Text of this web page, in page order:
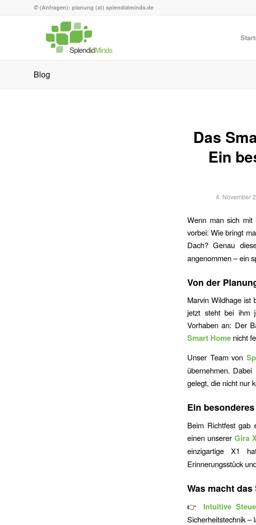
✆ (Anfragen): planung (at) splendidminds.de
Blog
Das
Ein
4. November
Wenn man sich mit
vorbei: Wie bringt
Dach? Genau
angenommen – ein
Von der
Marvin Wildhage ist
jetzt steht bei ihm
Vorhaben an: Der
Smart Home nicht
Unser Team von
übernehmen.
gelegt, die nicht nur
Ein
Beim Richtfest gab
einen unserer Gira
einzigartige X1
Erinnerungsstück
Was macht
👉 Intuitive
Sicherheitstechnik –